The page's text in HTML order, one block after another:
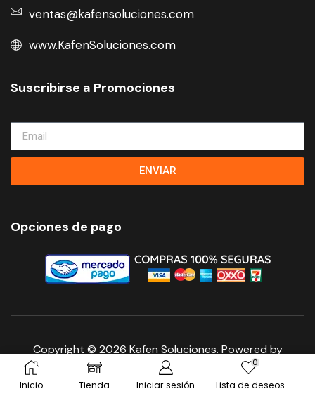
Inicio Tienda Iniciar sesión
0
Lista de deseos
ventas@kafensoluciones.com
www.KafenSoluciones.com
Suscribirse a Promociones
ENVIAR
Opciones de pago
Copyright © 2026 Kafen Soluciones. Powered by
TovarNet Estudio